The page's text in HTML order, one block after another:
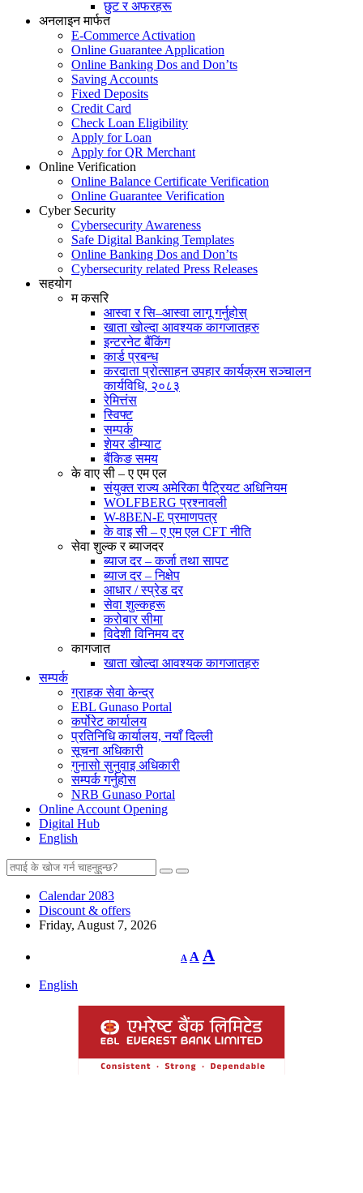
छुट र अफरहरू
अनलाइन मार्फत
E-Commerce Activation
Online Guarantee Application
Online Banking Dos and Don’ts
Saving Accounts
Fixed Deposits
Credit Card
Check Loan Eligibility
Apply for Loan
Apply for QR Merchant
Online Verification
Online Balance Certificate Verification
Online Guarantee Verification
Cyber Security
Cybersecurity Awareness
Safe Digital Banking Templates
Online Banking Dos and Don’ts
Cybersecurity related Press Releases
सहयोग
म कसरि
आस्वा र सि–आस्वा लागू गर्नुहोस्
खाता खोल्दा आवश्यक कागजातहरु
इन्टरनेट बैंकिंग
कार्ड प्रबन्ध
करदाता प्रोत्साहन उपहार कार्यक्रम सञ्चालन
कार्यविधि, २०८३
रेमित्तंस
स्विफ्ट
सम्पर्क
शेयर डीम्याट
बैंकिङ समय
के वाए सी – ए एम एल
संयुक्त राज्य अमेरिका पैट्रियट अधिनियम
WOLFBERG प्रश्नावली
W-8BEN-E प्रमाणपत्र
के वाइ सी – ए एम एल CFT नीति
सेवा शुल्क र ब्याजदर
ब्याज दर – कर्जा तथा सापट
ब्याज दर – निक्षेप
आधार / स्प्रेड दर
सेवा शुल्कहरू
करोबार सीमा
विदेशी विनिमय दर
कागजात
खाता खोल्दा आवश्यक कागजातहरु
सम्पर्क
ग्राहक सेवा केन्द्र
EBL Gunaso Portal
कर्पोरेट कार्यालय
प्रतिनिधि कार्यालय, नयाँ दिल्ली
सूचना अधिकारी
गुनासो सुनुवाइ अधिकारी
सम्पर्क गर्नुहोस
NRB Gunaso Portal
Online Account Opening
Digital Hub
English
Calendar 2083
Discount & offers
Friday, August 7, 2026
A
Decrease
font
A Reset
font
A
English